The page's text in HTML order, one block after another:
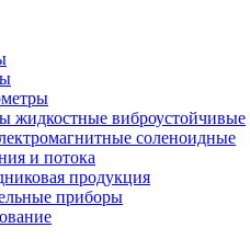
жидкостные виброустойчивые
соле­но­ид­ные
и потока
продукция
приборы